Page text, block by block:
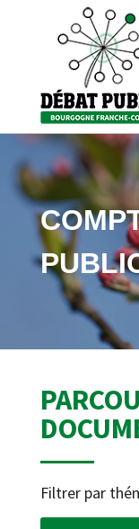
Filtrer par